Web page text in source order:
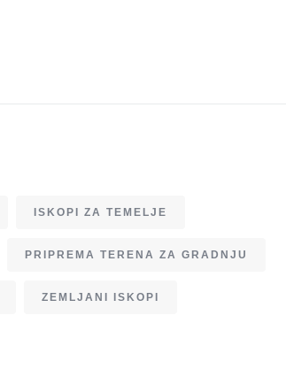
ISKOPI ZA TEMELJE
PRIPREMA TERENA ZA GRADNJU
ZEMLJANI ISKOPI